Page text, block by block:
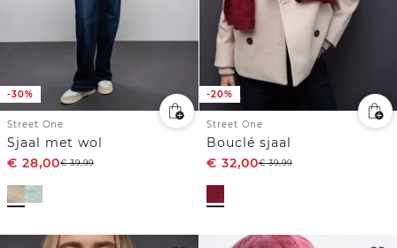
-30%
Street One
Sjaal met wol
€ 28,00€39,99
-20%
Street One
Bouclé sjaal
€ 32,00€39,99